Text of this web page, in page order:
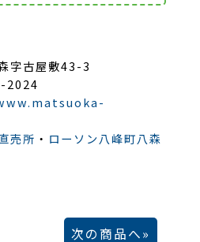
古屋敷43-3
売所 ・ ローソン八峰町八森
次の商品へ